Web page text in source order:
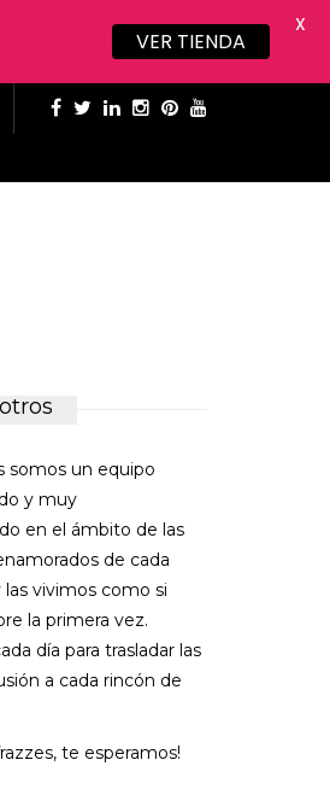
somos un equipo
y muy
en el ámbito de las
de cada
las vivimos como si
la primera vez.
día para trasladar las
a cada rincón de
te esperamos!
VER TIENDA
X